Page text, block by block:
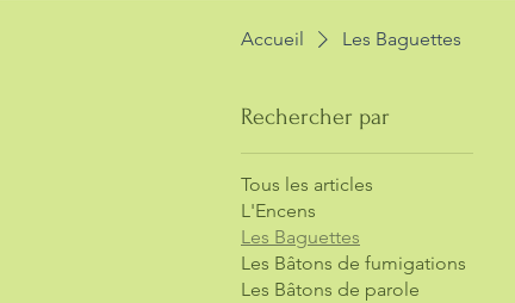
Accueil Les Baguettes
Rechercher par
Tous les articles
L'Encens
Les Baguettes
Les Bâtons de fumigations
Les Bâtons de parole